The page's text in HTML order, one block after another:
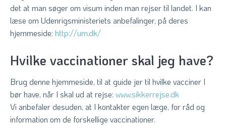
det at man søger om visum inden man rejser til landet. I kan
læse om Udenrigsministeriets anbefalinger, på deres
hjemmeside: http://um.dk/
Hvilke vaccinationer skal jeg have?
Brug denne hjemmeside, til at guide jer til hvilke vacciner I
bør have, når I skal ud at rejse: www.sikkerrejse.dk
Vi anbefaler desuden, at I kontakter egen læge, for råd og
information om de forskellige vaccinationer.